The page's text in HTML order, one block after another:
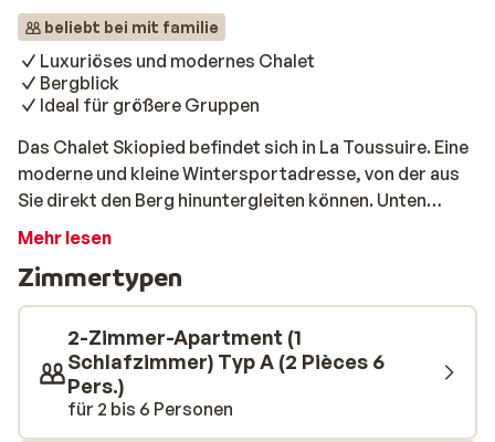
beliebt bei mit familie
Luxuriöses und modernes Chalet
Bergblick
Ideal für größere Gruppen
Das Chalet Skiopied befindet sich in La Toussuire. Eine
moderne und kleine Wintersportadresse, von der aus
Sie direkt den Berg hinuntergleiten können. Unten
angekommen, können Sie den Lift nehmen, um weiter in
über 300 Pistenkilometern, genießen Sie einen
gemütlichen Abend mit Käsefondue im Dorf und
entspannen Sie sich in Ihrem schönen Chalet. Neben
einem bequemen Bett und einer guten Regendusche
haben Sie hier einen wahnsinnigen Blick auf die
schneebedeckten Gipfel um Sie herum.
Mehr lesen
Zimmertypen
2-Zimmer-Apartment (1
Schlafzimmer) Typ A (2 Pièces 6
Pers.)
für 2 bis 6 Personen